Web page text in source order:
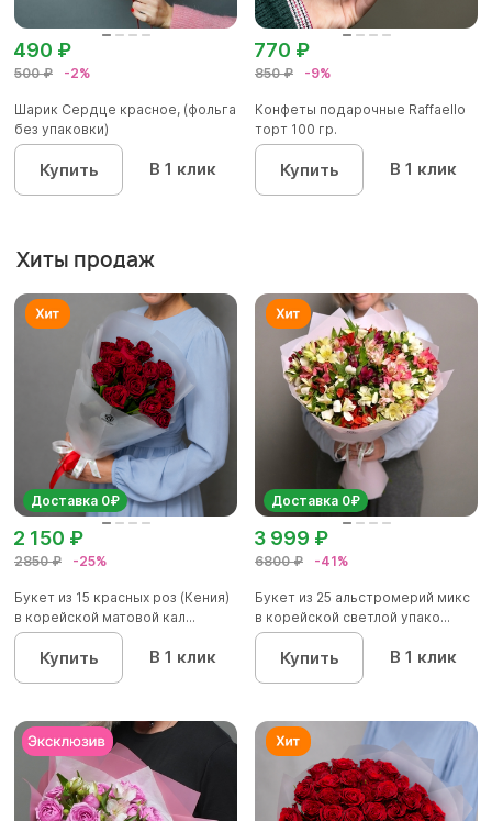
500 ₽ -2%
490 ₽
Шарик Сердце красное, (фольга
без упаковки)
Купить В 1 клик
850 ₽ -9%
770 ₽
Конфеты подарочные Raffaello
торт 100 гр.
Купить В 1 клик
Хиты продаж
Доставка 0₽
2850 ₽ -25%
2 150 ₽
Букет из 15 красных роз (Кения)
в корейской матовой кал...
Купить В 1 клик
Доставка 0₽
6800 ₽ -41%
3 999 ₽
Букет из 25 альстромерий микс
в корейской светлой упако...
Купить В 1 клик